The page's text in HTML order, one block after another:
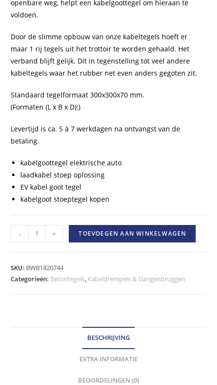
openbare weg, helpt een kabelgoottegel om hieraan te
voldoen.
Door de slimme opbouw van onze kabeltegels hoeft er
maar 1 rij tegels uit het trottoir te worden gehaald. Het
verband blijft gelijk. Dit in tegenstelling tot veel andere
kabeltegels waar het rubber net even anders gegoten zit.
Standaard tegelformaat 300x300x70 mm.
(Formaten (L x B x D):)
Levertijd is ca. 5 à 7 werkdagen na ontvangst van de
betaling
kabelgoottegel elektrische auto
laadkabel stoep oplossing
EV kabel goot tegel
kabelgoot stoeptegel kopen
Kabelgoottegel
/
met
kabelgoot
- + TOEVOEGEN AAN WINKELWAGEN
SKU: BWB1820744
Categorieën: Betontegels Kabeldrempels & Slangenbruggen
BESCHRIJVING
EXTRA INFORMATIE
BEOORDELINGEN (0)